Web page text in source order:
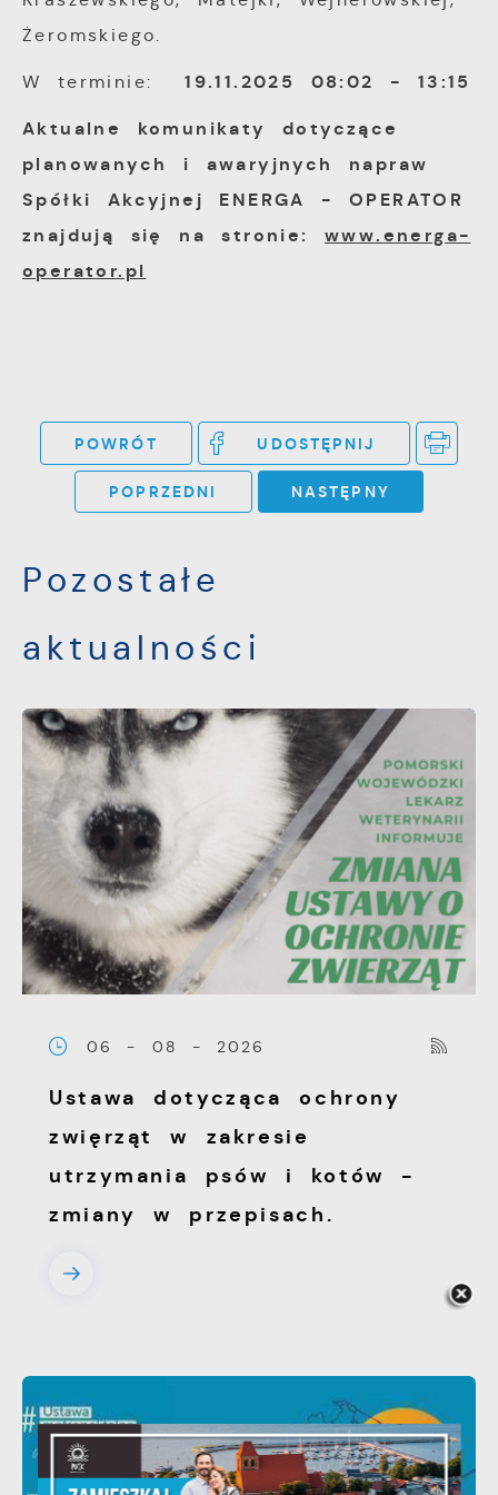
Żeromskiego.
W terminie:
19.11.2025 08:02 - 13:15
Aktualne komunikaty dotyczące
planowanych i awaryjnych napraw
Spółki Akcyjnej ENERGA - OPERATOR
znajdują się na stronie: www.energa-
operator.pl
POWRÓT UDOSTĘPNIJ
POPRZEDNI NASTĘPNY
Pozostałe
aktualności
06 - 08 - 2026
Ustawa dotycząca ochrony
zwięrząt w zakresie
utrzymania psów i kotów -
zmiany w przepisach.
Firmy te działają w charakterze
postaci wiadomości, ofert, komunikatów
mediów społecznościowych.